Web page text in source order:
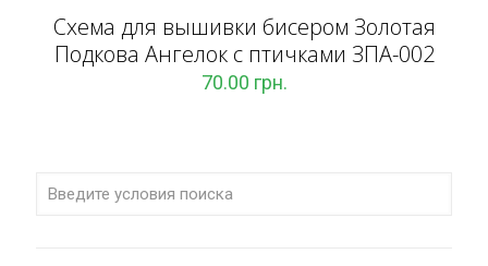
Схема для вышивки бисером Золотая
Подкова Ангелок с птичками ЗПА-002
70.00 грн.